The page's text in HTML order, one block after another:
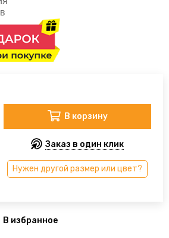
В корзину
Заказ в один клик
Нужен другой размер или цвет?
В избранное